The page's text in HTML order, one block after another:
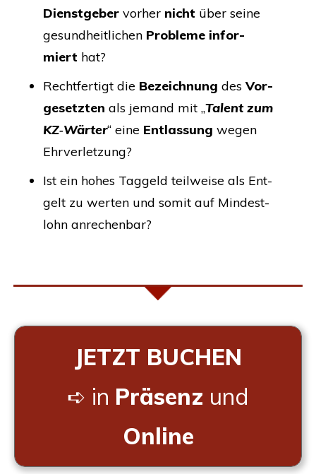
Dienst­ge­ber vor­her nicht über sei­ne
gesund­heit­li­chen Pro­ble­me infor­
miert hat?
Recht­fer­tigt die Bezeich­nung des Vor­
ge­setz­ten als jemand mit „Talent zum
KZ‑Wärter“ eine Ent­las­sung wegen
Ehrverletzung?
Ist ein hohes Tag­geld teil­wei­se als Ent­
gelt zu wer­ten und somit auf Min­dest­
lohn anrechenbar?
JETZT BUCHEN
➪ in Prä­senz und
Online